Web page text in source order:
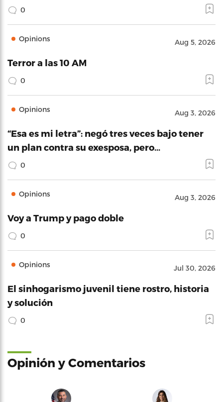
0
Opinions Aug 5, 2026
Terror a las 10 AM
0
Opinions Aug 3, 2026
“Esa es mi letra”: negó tres veces bajo tener
un plan contra su exesposa, pero…
0
Opinions Aug 3, 2026
Voy a Trump y pago doble
0
Opinions Jul 30, 2026
El sinhogarismo juvenil tiene rostro, historia
y solución
0
Opinión y Comentarios